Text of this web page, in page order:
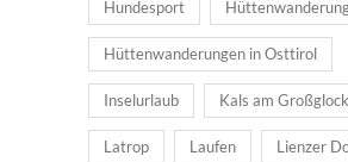
Hundesport
Hüttenwanderungen in Osttirol
Inselurlaub Kals am
Latrop Laufen Lienzer